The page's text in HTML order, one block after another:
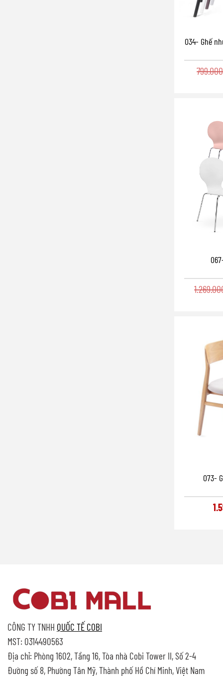
034- Ghế
073-
CÔNG TY TNHH QUỐC TẾ COBI
MST: 0314490563
Địa chỉ: Phòng 1602, Tầng 16, Tòa nhà Cobi Tower II, Số 2-4
Đường số 8, Phường Tân Mỹ, Thành phố Hồ Chí Minh, Việt Nam